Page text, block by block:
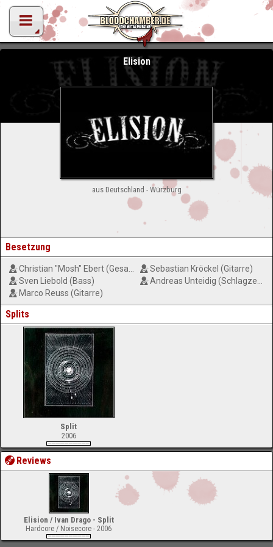
Elision
aus Deutschland - Würzburg
Besetzung
Christian "Mosh" Ebert (Gesang)
Sven Liebold (Bass)
Marco Reuss (Gitarre)
Sebastian Kröckel (Gitarre)
Andreas Unteidig (Schlagzeug)
Splits
Split
2006
Reviews
Elision / Ivan Drago - Split
Hardcore / Noisecore - 2006